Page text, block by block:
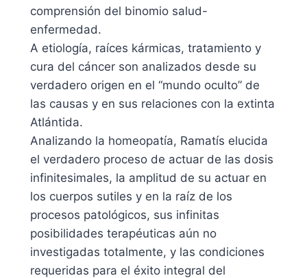
comprensión del binomio salud-
enfermedad.
A etiología, raíces kármicas, tratamiento y
cura del cáncer son analizados desde su
verdadero origen en el “mundo oculto” de
las causas y en sus relaciones con la extinta
Atlántida.
Analizando la homeopatía, Ramatís elucida
el verdadero proceso de actuar de las dosis
infinitesimales, la amplitud de su actuar en
los cuerpos sutiles y en la raíz de los
procesos patológicos, sus infinitas
posibilidades terapéuticas aún no
investigadas totalmente, y las condiciones
requeridas para el éxito integral del